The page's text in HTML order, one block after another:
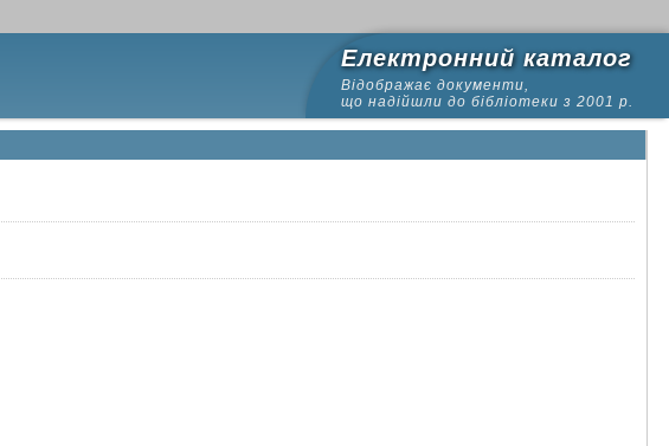
Електронний каталог
Відображає документи,
що надійшли до бібліотеки з 2001 р.